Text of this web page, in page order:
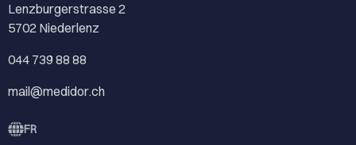
Lenzburgerstrasse 2
5702 Niederlenz
044 739 88 88
mail@medidor.ch
FR